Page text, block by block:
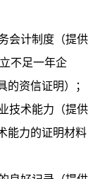
会计制度（提供
不足一年企
的资信证明）；
技术能力（提供
能力的证明材料